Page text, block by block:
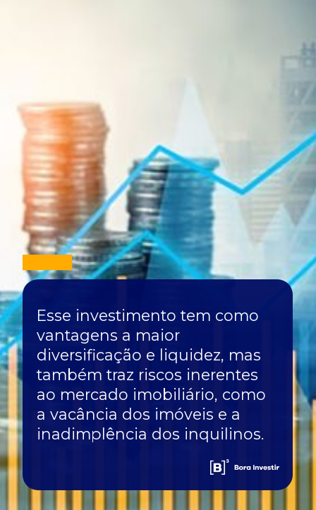
Esse investimento tem como
vantagens a maior
diversificação e liquidez, mas
também traz riscos inerentes
ao mercado imobiliário, como
a vacância dos imóveis e a
inadimplência dos inquilinos.